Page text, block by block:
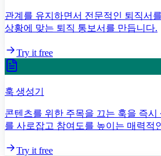
관계를 유지하면서 전문적인 퇴직서
상황에 맞는 퇴직 통보서를 만듭니다.
Try it free
훅 생성기
콘텐츠를 위한 주목을 끄는 훅을 즉
를 사로잡고 참여도를 높이는 매력적
Try it free